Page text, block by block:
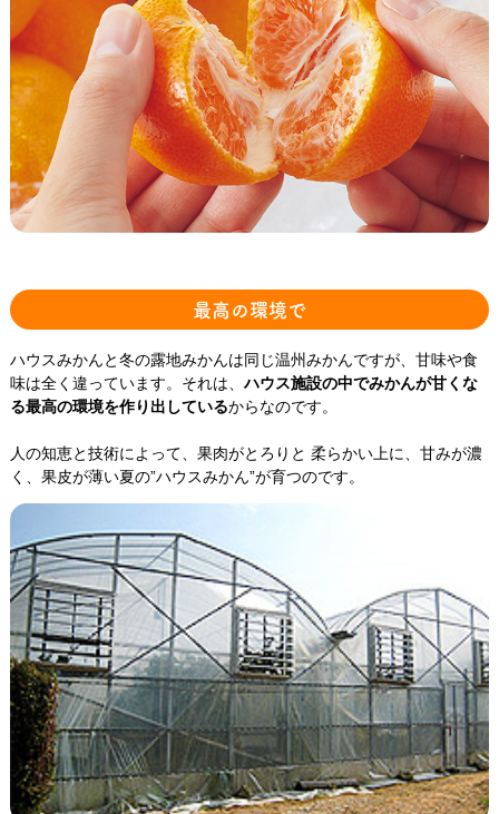
最高の環境で
ハウスみかんと冬の露地みかんは同じ温州みかんですが、甘味や食
味は全く違っています。それは、ハウス施設の中でみかんが甘くな
る最高の環境を作り出しているからなのです。
人の知恵と技術によって、果肉がとろりと 柔らかい上に、甘みが濃
く、果皮が薄い夏の”ハウスみかん”が育つのです。